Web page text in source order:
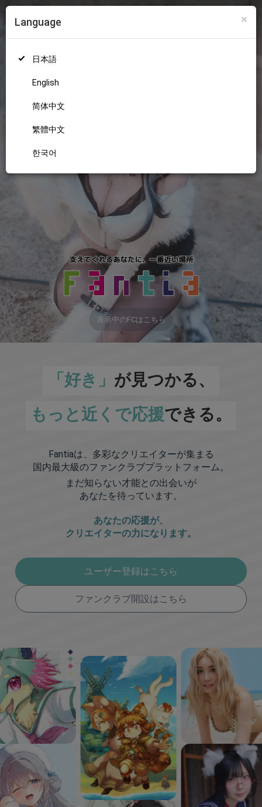
×
Language
日本語
English
简体中文
繁體中文
한국어
18+
表示中のFCはこちら
「好き」 が見つかる、
もっと近くで応援できる。
Fantiaは、多彩なクリエイターが集まる
国内最大級のファンクラブプラットフォーム。
まだ知らない才能との出会いが
あなたを待っています。
あなたの応援が、
クリエイターの力になります。
ユーザー登録はこちら
ファンクラブ開設はこちら